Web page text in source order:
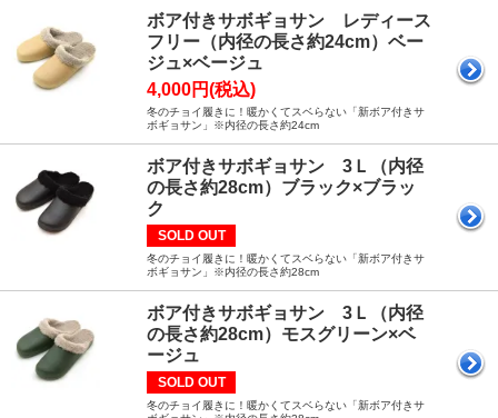
ボア付きサボギョサン レディース
フリー（内径の長さ約24cm）ベー
ジュ×ベージュ
4,000円(税込)
冬のチョイ履きに！暖かくてスベらない「新ボア付きサ
ボギョサン」※内径の長さ約24cm
ボア付きサボギョサン 3Ｌ（内径
の長さ約28cm）ブラック×ブラッ
ク
SOLD OUT
冬のチョイ履きに！暖かくてスベらない「新ボア付きサ
ボギョサン」※内径の長さ約28cm
ボア付きサボギョサン 3Ｌ（内径
の長さ約28cm）モスグリーン×ベ
ージュ
SOLD OUT
冬のチョイ履きに！暖かくてスベらない「新ボア付きサ